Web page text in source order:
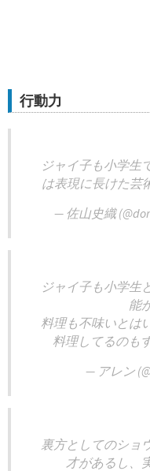
行動力
ジャイ子も小学生
は表現に長けた芸
— 佐山史織
ジャイ子も小学生
能
料理も不味いとは
料理してるのも
— アレン
裏方としてのショ
才があるし、